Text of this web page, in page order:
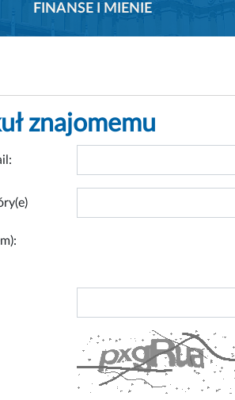
FINANSE I MIENIE
znajomemu